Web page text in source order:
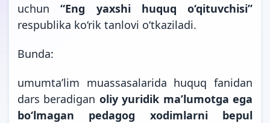
uchun“Eng yaxshi huquq o‘qituvchisi”
respublika ko‘rik tanlovi o‘tkaziladi.
Bunda:
umumta’lim muassasalarida huquq fanidan
dars beradigan oliy yuridik ma’lumotga ega
bo‘lmagan pedagog xodimlarni bepul